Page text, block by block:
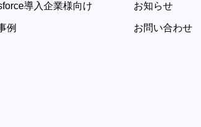
導入企業様向け
例
お知らせ
お問い合わせ